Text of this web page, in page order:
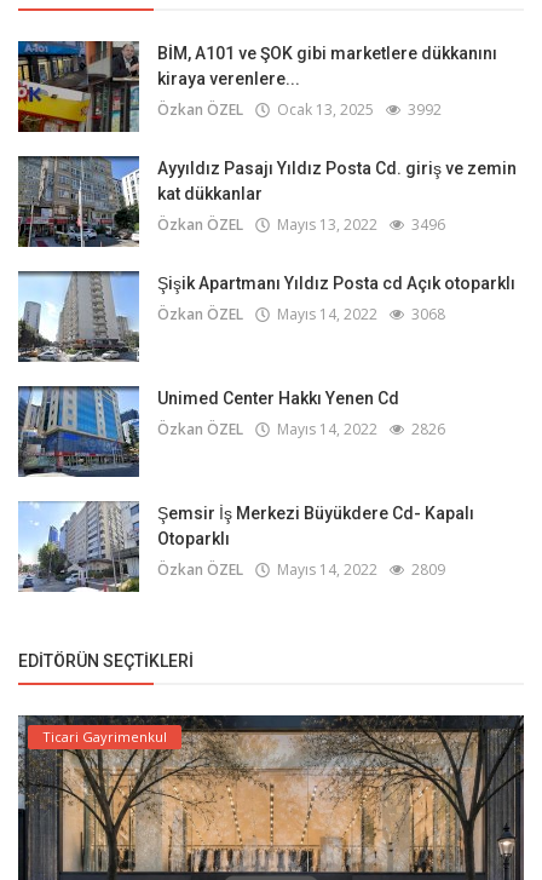
BİM, A101 ve ŞOK gibi marketlere dükkanını
kiraya verenlere...
Özkan ÖZEL Ocak 13, 2025 3992
Ayyıldız Pasajı Yıldız Posta Cd. giriş ve zemin
kat dükkanlar
Özkan ÖZEL Mayıs 13, 2022 3496
Şişik Apartmanı Yıldız Posta cd Açık otoparklı
Özkan ÖZEL Mayıs 14, 2022 3068
Unimed Center Hakkı Yenen Cd
Özkan ÖZEL Mayıs 14, 2022 2826
Şemsir İş Merkezi Büyükdere Cd- Kapalı
Otoparklı
Özkan ÖZEL Mayıs 14, 2022 2809
EDITÖRÜN SEÇTIKLERI
Ticari Gayrimenkul